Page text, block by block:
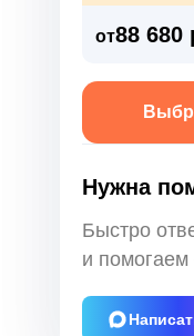
от88 680
Нужна
Быстро
и помогаем